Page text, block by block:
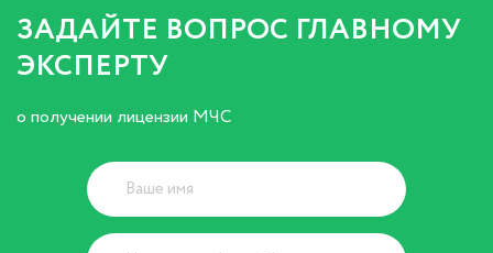
ЗАДАЙТЕ ВОПРОС ГЛАВНОМУ
ЭКСПЕРТУ
о получении лицензии МЧС